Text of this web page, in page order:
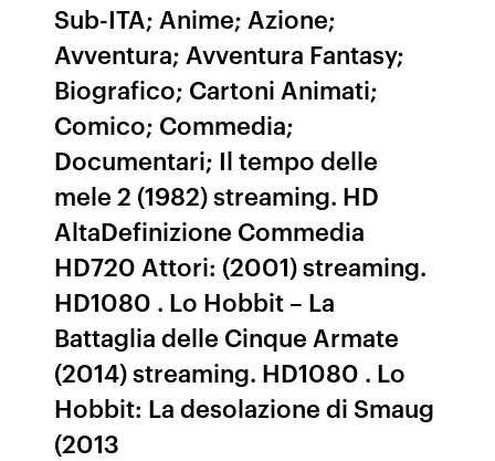
Sub-ITA; Anime; Azione;
Avventura; Avventura Fantasy;
Biografico; Cartoni Animati;
Comico; Commedia;
Documentari; Il tempo delle
mele 2 (1982) streaming. HD
AltaDefinizione Commedia
HD720 Attori: (2001) streaming.
HD1080 . Lo Hobbit – La
Battaglia delle Cinque Armate
(2014) streaming. HD1080 . Lo
Hobbit: La desolazione di Smaug
(2013